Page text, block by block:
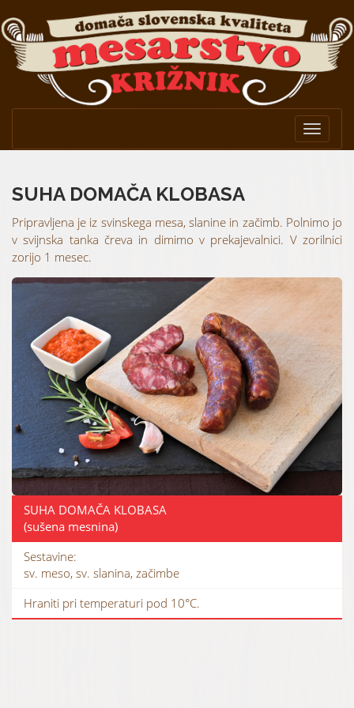
Toggle
SUHA DOMAČA KLOBASA
Pripravljena je iz svinskega mesa, slanine in začimb. Polnimo jo
v svijnska tanka čreva in dimimo v prekajevalnici. V zorilnici
zorijo 1 mesec.
SUHA DOMAČA KLOBASA
(sušena mesnina)
Sestavine:
sv. meso, sv. slanina, začimbe
Hraniti pri temperaturi pod 10°C.